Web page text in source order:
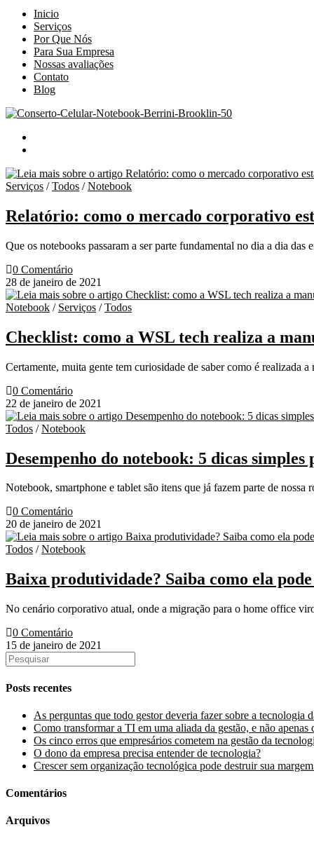
Inicio
Serviços
Por Que Nós
Para Sua Empresa
Nossas avaliações
Contato
Blog
Serviços /Todos /Notebook
Relatório: como o mercado corporativo
Que os notebooks passaram a ser parte fundamental no dia a dia
0 Comentário
28 de janeiro de 2021
Notebook / Serviços /Todos
Checklist: como a WSL tech realiza a
Certamente, muita gente tem curiosidade de saber como é realizada
0 Comentário
22 de janeiro de 2021
Todos /Notebook
Desempenho do notebook: 5 dicas
Notebook, smartphone e tablet são itens que já fazem parte de
0 Comentário
20 de janeiro de 2021
Todos /Notebook
Baixa produtividade? Saiba como ela
No cenário corporativo atual, onde a migração para o home office
0 Comentário
15 de janeiro de 2021
Posts recentes
As perguntas que todo gestor deveria fazer sobre a tecnologia
Como transformar a TI em uma aliada da gestão, e não apenas
Os cinco erros que empresários cometem na gestão da
O dono da empresa precisa entender de tecnologia?
Crescer sem organização tecnológica pode destruir sua
Comentários
Arquivos